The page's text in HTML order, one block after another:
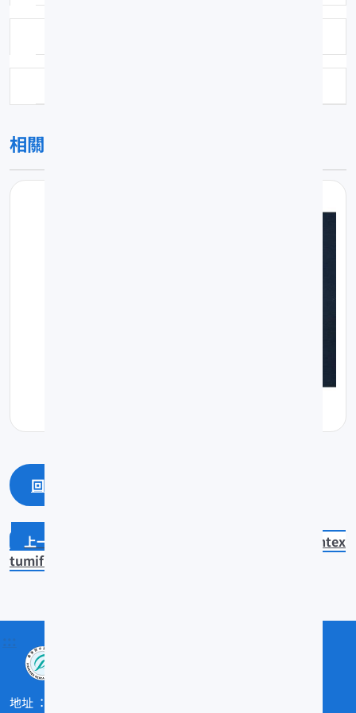
相關圖片
回上一頁
Dentex
tumifrons
:::
地址